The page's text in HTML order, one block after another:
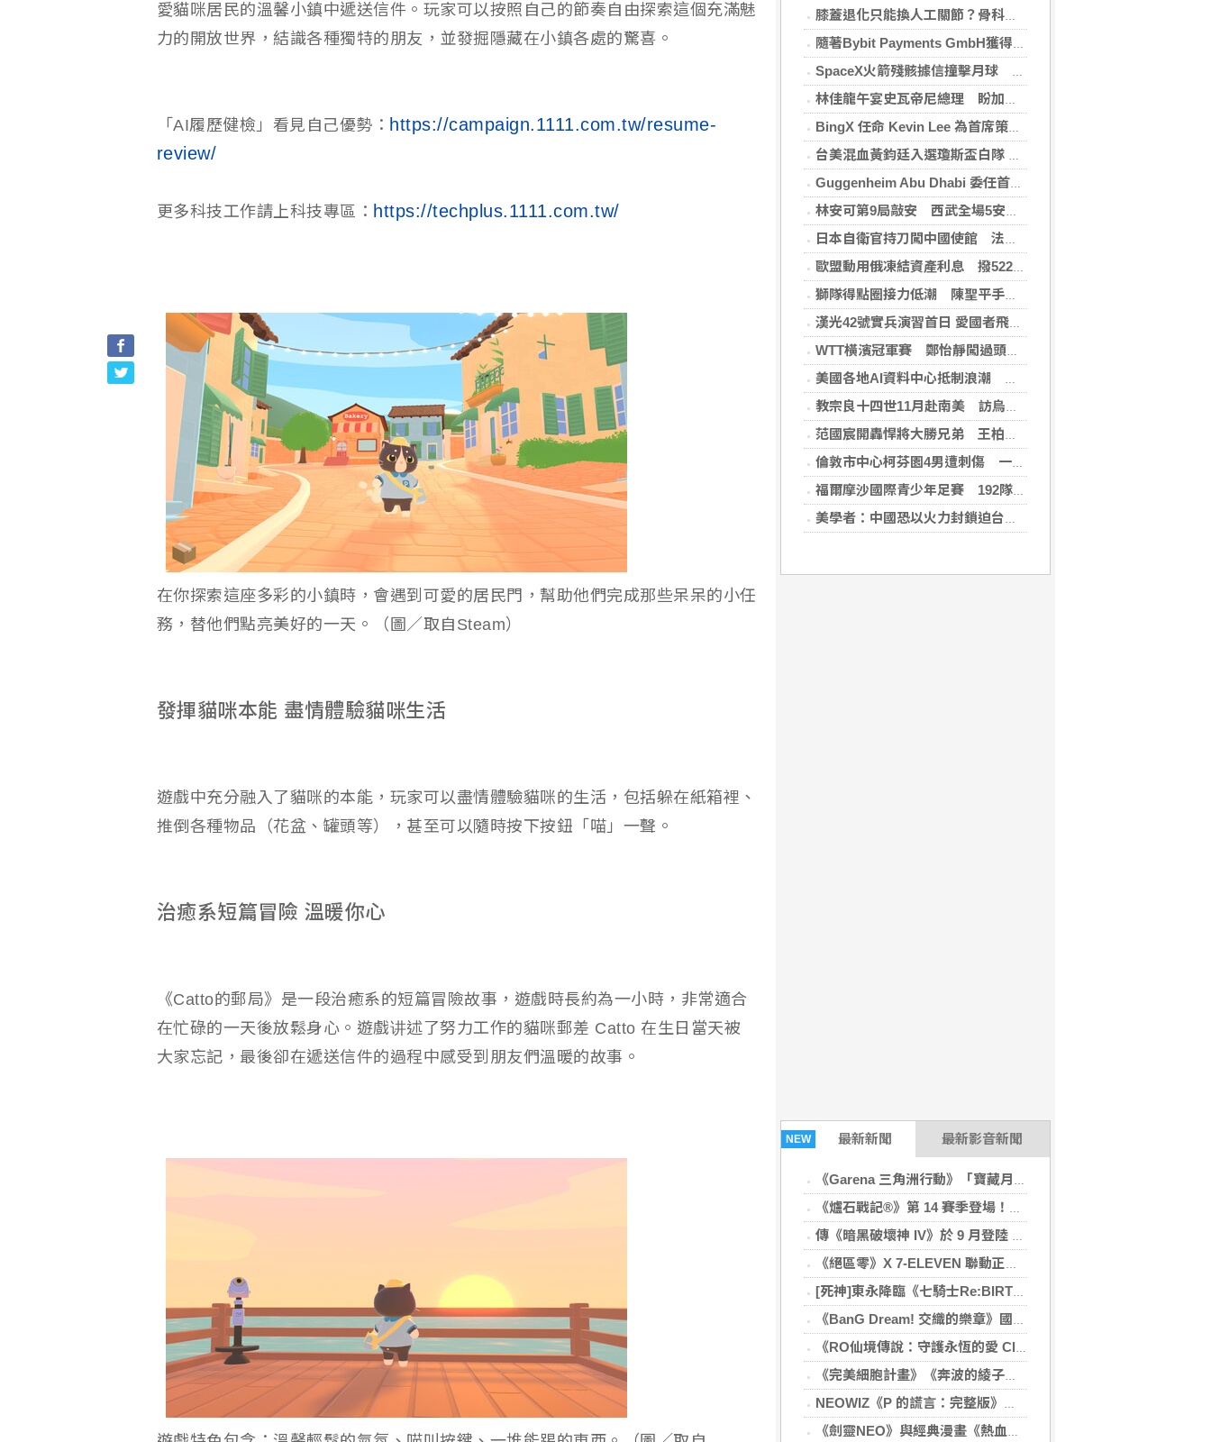
膝蓋退化只能換人工關節？骨科醫師解析「退化性關節炎」治療評估
隨著Bybit Payments GmbH獲得電子貨幣機構牌照，Bybit.eu進一步拓展其在歐洲的業務布局
SpaceX火箭殘骸據信撞擊月球 無即時畫面暫難確認
林佳龍午宴史瓦帝尼總理 盼加強各領域雙邊合作
BingX 任命 Kevin Lee 為首席策略長，加速推進多資產、以用戶為核心的發展願景
台美混血黃鈞廷入選瓊斯盃白隊 榮幸披台灣戰袍
Guggenheim Abu Dhabi 委任首任館長
林安可第9局敲安 西武全場5安遭羅德完封
日本自衛官持刀闖中國使館 法庭上稱促中國改變外交
歐盟動用俄凍結資產利息 撥522億元援助烏克蘭
獅隊得點圈接力低潮 陳聖平手感冷到結霜
漢光42號實兵演習首日 愛國者飛彈車高雄罕見現蹤
WTT橫濱冠軍賽 鄭怡靜闖過頭關晉女單16強
美國各地AI資料中心抵制浪潮 川普指控北京煽動
教宗良十四世11月赴南美 訪烏拉圭、阿根廷和秘魯
范國宸開轟悍將大勝兄弟 王柏融再見安雄鷹擒猿
倫敦市中心柯芬園4男遭刺傷 一女涉持械攻擊被捕
福爾摩沙國際青少年足賽 192隊參賽規模創新高
美學者：中國恐以火力封鎖迫台屈服 降低國際介入可能
NEW 最新新聞 最新影音新聞
《Garena 三角洲行動》「寶藏月」正式啟動！
《爐石戰記®》第 14 賽季登場！花費金幣解鎖手下特殊技能
傳《暗黑破壞神 IV》於 9 月登陸 Switch 2！預計 Gamescom 2026 正式公開
《絕區零》X 7-ELEVEN 聯動正式開跑！主題門市、實體周邊登場
[死神]東永降臨《七騎士Re:BIRTH》 同步推出各種夏日活動
《BanG Dream! 交織的樂章》國際服封閉測試正式開跑
《RO仙境傳說：守護永恆的愛 Classic》x《槍彈辯駁》 聯動合作正式開跑！
《完美細胞計畫》《奔波的綾子小姐》等新舊作下殺７８折！
NEOWIZ《P 的謊言：完整版》正式登上 Nintendo Switch 2 收錄遊戲本篇與 DLC《P 的謊言：序曲》
《劍靈NEO》與經典漫畫《熱血江湖》聯名合作公開
愛貓咪居民的溫馨小鎮中遞送信件。玩家可以按照自己的節奏自由探索這個充滿魅
力的開放世界，結識各種獨特的朋友，並發掘隱藏在小鎮各處的驚喜。
「AI履歷健檢」看見自己優勢： https://campaign.1111.com.tw/resume-
review/
更多科技工作請上科技專區： https://techplus.1111.com.tw/
在你探索這座多彩的小鎮時，會遇到可愛的居民門，幫助他們完成那些呆呆的小任
務，替他們點亮美好的一天。（圖／取自Steam）
發揮貓咪本能 盡情體驗貓咪生活
遊戲中充分融入了貓咪的本能，玩家可以盡情體驗貓咪的生活，包括躲在紙箱裡、
推倒各種物品（花盆、罐頭等），甚至可以隨時按下按鈕「喵」一聲。
治癒系短篇冒險 溫暖你心
《Catto的郵局》是一段治癒系的短篇冒險故事，遊戲時長約為一小時，非常適合
在忙碌的一天後放鬆身心。遊戲讲述了努力工作的貓咪郵差 Catto 在生日當天被
大家忘記，最後卻在遞送信件的過程中感受到朋友們溫暖的故事。